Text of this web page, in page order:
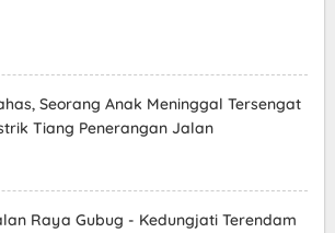
Seorang Anak Meninggal Tersengat
Tiang Penerangan Jalan
Raya Gubug - Kedungjati Terendam